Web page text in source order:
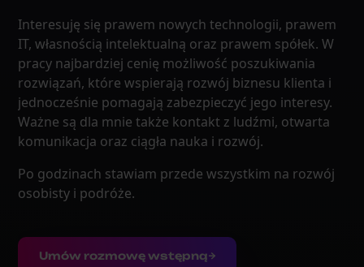
Interesuję się prawem nowych technologii, prawem
IT, własnością intelektualną oraz prawem spółek. W
pracy najbardziej cenię możliwość poszukiwania
rozwiązań, które wspierają rozwój biznesu klienta i
jednocześnie pomagają zabezpieczyć jego interesy.
Ważne są dla mnie także kontakt z ludźmi, otwarta
komunikacja oraz ciągła nauka i rozwój.
Po godzinach stawiam przede wszystkim na rozwój
osobisty i podróże.
Umów rozmowę wstępną